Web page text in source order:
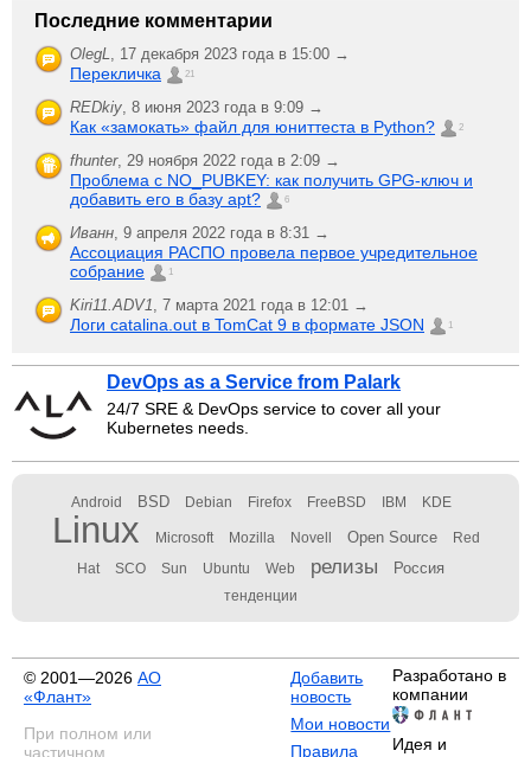
Последние комментарии
OlegL, 17 декабря 2023 года в 15:00 →
Перекличка 21
REDkiy, 8 июня 2023 года в 9:09 →
Как «замокать» файл для юниттеста в Python? 2
fhunter, 29 ноября 2022 года в 2:09 →
Проблема с NO_PUBKEY: как получить GPG-ключ и
добавить его в базу apt?
6
Иванн, 9 апреля 2022 года в 8:31 →
Ассоциация РАСПО провела первое учредительное
собрание
1
Kiri11.ADV1, 7 марта 2021 года в 12:01 →
Логи catalina.out в TomCat 9 в формате JSON 1
DevOps as a Service from Palark
24/7 SRE & DevOps service to cover all your
Kubernetes needs.
Android BSD Debian Firefox FreeBSD IBM KDE
Linux Microsoft Mozilla Novell Open Source Red
Hat SCO Sun Ubuntu Web релизы Россия
тенденции
© 2001—2026 АО
«Флант»
При полном или
частичном
Добавить
новость
Мои новости
Правила
Разработано в
компании
Идея и